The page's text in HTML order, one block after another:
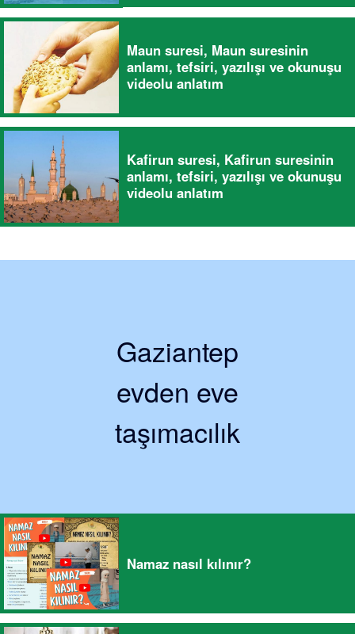
Maun suresi, Maun suresinin
anlamı, tefsiri, yazılışı ve okunuşu
videolu anlatım
Kafirun suresi, Kafirun suresinin
anlamı, tefsiri, yazılışı ve okunuşu
videolu anlatım
Gaziantep
evden eve
taşımacılık
Namaz nasıl kılınır?